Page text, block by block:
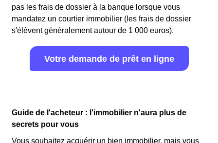
pas les frais de dossier à la banque lorsque vous
mandatez un courtier immobilier (les frais de dossier
s'élèvent généralement autour de 1 000 euros).
Votre demande de prêt en ligne
Guide de l'acheteur : l'immobilier n'aura plus de
secrets pour vous
Vous souhaitez acquérir un bien immobilier, mais vous